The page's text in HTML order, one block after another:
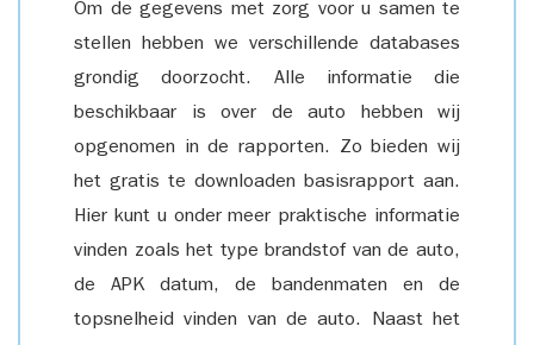
Om de gegevens met zorg voor u samen te
stellen hebben we verschillende databases
grondig doorzocht. Alle informatie die
beschikbaar is over de auto hebben wij
opgenomen in de rapporten. Zo bieden wij
het gratis te downloaden basisrapport aan.
Hier kunt u onder meer praktische informatie
vinden zoals het type brandstof van de auto,
de APK datum, de bandenmaten en de
topsnelheid vinden van de auto. Naast het